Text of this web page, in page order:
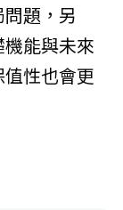
題，另
能與未來
性也會更